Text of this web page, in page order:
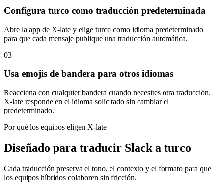
Configura turco como traducción predeterminada
Abre la app de X-late y elige turco como idioma predeterminado
para que cada mensaje publique una traducción automática.
03
Usa emojis de bandera para otros idiomas
Reacciona con cualquier bandera cuando necesites otra traducción.
X-late responde en el idioma solicitado sin cambiar el
predeterminado.
Por qué los equipos eligen X-late
Diseñado para traducir Slack a turco
Cada traducción preserva el tono, el contexto y el formato para que
los equipos híbridos colaboren sin fricción.